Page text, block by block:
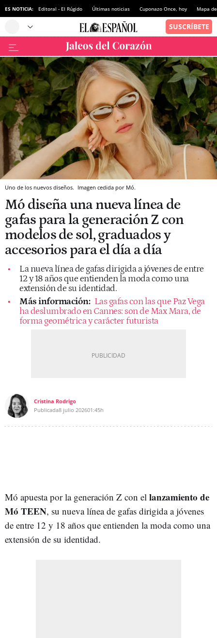
ES NOTICIA: Editoral - El Rúgido Últimas noticias Cuponazo Once, hoy Mapa
Uno de los nuevos diseños. Imagen cedida por Mó.
Mó diseña una nueva línea de
gafas para la generación Z con
modelos de sol, graduados y
accesorios para el día a día
La nueva línea de gafas dirigida a jóvenes de entre
12 y 18 años que entienden la moda como una
extensión de su identidad.
Más información: Las gafas con las que Paz Vega
ha deslumbrado en Cannes: son de Max Mara, de
forma geométrica y carácter futurista
Cristina Rodrigo
Publicada8 julio 202601:45h
Mó apuesta por la generación Z con el lanzamiento de
Mó TEEN, su nueva línea de gafas dirigida a jóvenes
de entre 12 y 18 años que entienden la moda como una
extensión de su identidad.